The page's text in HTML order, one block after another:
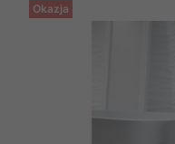
Okazja